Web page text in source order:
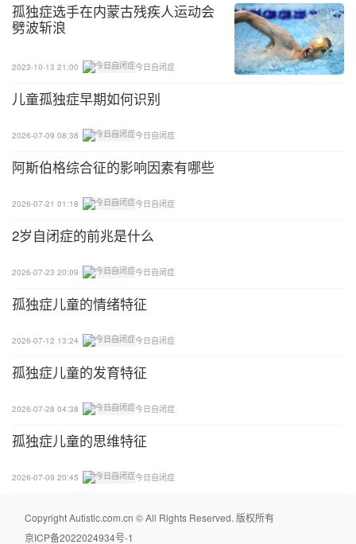
孤独症选手在内蒙古残疾人运动会
劈波斩浪
2023-10-13 21:00 今日自闭症
儿童孤独症早期如何识别
2026-07-09 08:38 今日自闭症
阿斯伯格综合征的影响因素有哪些
2026-07-21 01:18 今日自闭症
2岁自闭症的前兆是什么
2026-07-23 20:09 今日自闭症
孤独症儿童的情绪特征
2026-07-12 13:24 今日自闭症
孤独症儿童的发育特征
2026-07-28 04:38 今日自闭症
孤独症儿童的思维特征
2026-07-09 20:45 今日自闭症
Copyright Autistic.com.cn © All Rights Reserved. 版权所有
京ICP备2022024934号-1